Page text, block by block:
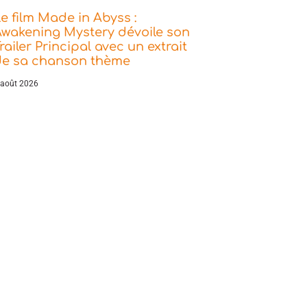
film Made in Abyss :
Mystery dévoile son
Principal avec un extrait
sa chanson thème
2026